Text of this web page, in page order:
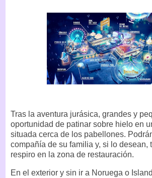
Tras la aventura jurásica, grandes y
oportunidad de patinar sobre hielo en
situada cerca de los pabellones.
compañía de su familia y, si lo desean,
respiro en la zona de restauración.
En el exterior y sin ir a Noruega o